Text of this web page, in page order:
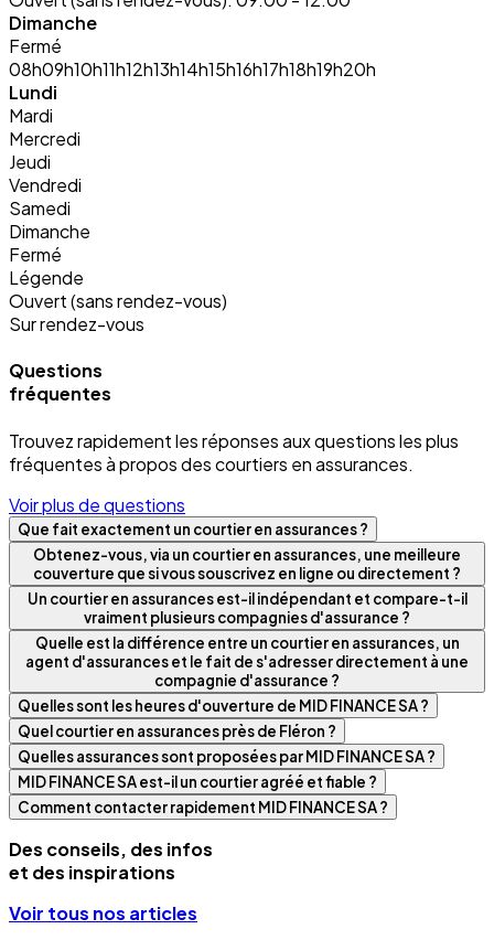
Dimanche
Fermé
08h09h10h11h12h13h14h15h16h17h18h19h20h
Lundi
Mardi
Mercredi
Jeudi
Vendredi
Samedi
Dimanche
Fermé
Légende
Ouvert (sans rendez-vous)
Sur rendez-vous
Questions
fréquentes
Trouvez rapidement les réponses aux questions les plus
fréquentes à propos des courtiers en assurances.
Voir plus de questions
Que fait exactement un courtier en assurances ?
Obtenez-vous, via un courtier en assurances, une meilleure
couverture que si vous souscrivez en ligne ou directement ?
Un courtier en assurances est-il indépendant et compare-t-il
vraiment plusieurs compagnies d'assurance ?
Quelle est la différence entre un courtier en assurances, un
agent d'assurances et le fait de s'adresser directement à une
compagnie d'assurance ?
Quelles sont les heures d'ouverture de MID FINANCE SA ?
Quel courtier en assurances près de Fléron ?
Quelles assurances sont proposées par MID FINANCE SA ?
MID FINANCE SA est-il un courtier agréé et fiable ?
Comment contacter rapidement MID FINANCE SA ?
Des conseils, des infos
et des inspirations
Voir tous nos articles